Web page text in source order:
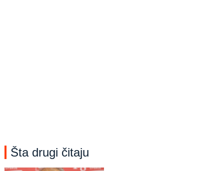
Šta drugi čitaju